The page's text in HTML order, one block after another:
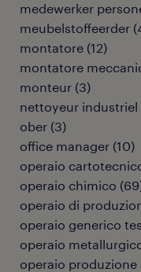
medewerker
meubelstoffeerder (
montatore (12)
montatore
monteur (3)
nettoyeur industriel
ober (3)
office manager (10)
operaio
operaio chimico (69
operaio di
operaio generico
operaio
operaio produzione